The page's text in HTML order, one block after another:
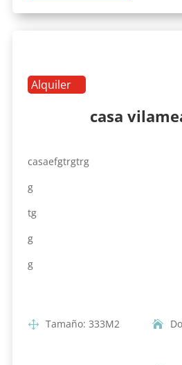
Alquiler
casa
casaefgtrgtrg
g
tg
g
g
Tamaño: 333M2